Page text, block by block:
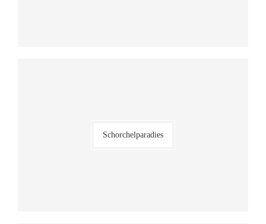
Schorchelparadies